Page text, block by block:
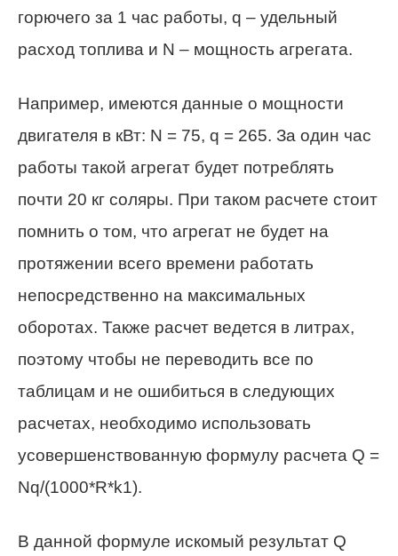
горючего за 1 час работы, q – удельный
расход топлива и N – мощность агрегата.
Например, имеются данные о мощности
двигателя в кВт: N = 75, q = 265. За один час
работы такой агрегат будет потреблять
почти 20 кг соляры. При таком расчете стоит
помнить о том, что агрегат не будет на
протяжении всего времени работать
непосредственно на максимальных
оборотах. Также расчет ведется в литрах,
поэтому чтобы не переводить все по
таблицам и не ошибиться в следующих
расчетах, необходимо использовать
усовершенствованную формулу расчета Q =
Nq/(1000*R*k1).
В данной формуле искомый результат Q